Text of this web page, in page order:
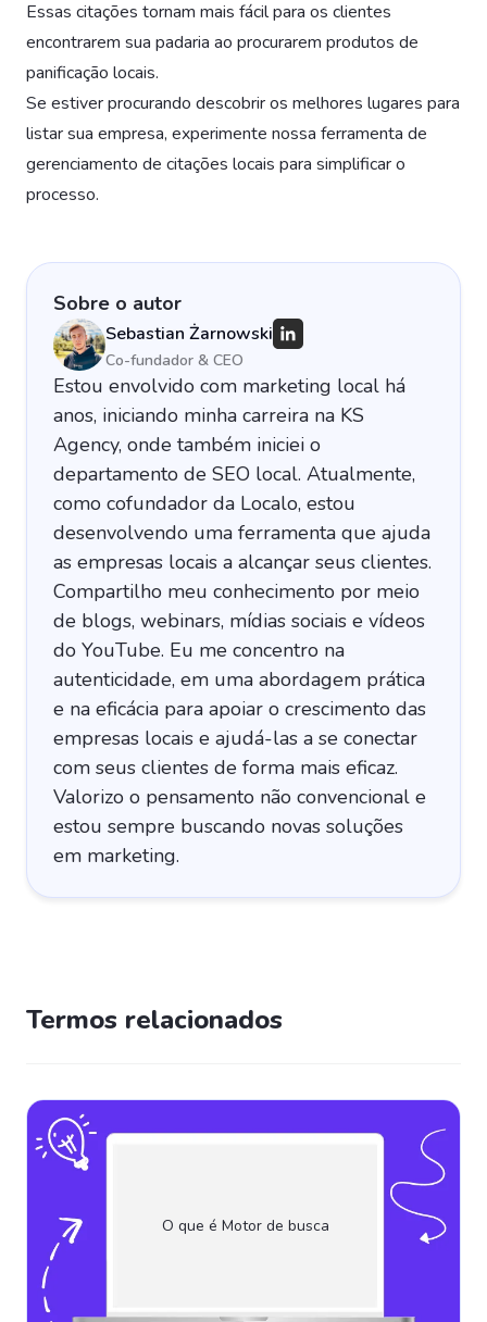
Essas citações tornam mais fácil para os clientes
encontrarem sua padaria ao procurarem produtos de
panificação locais.
Se estiver procurando descobrir os melhores lugares para
listar sua empresa, experimente nossa ferramenta de
gerenciamento de citações locais para simplificar o
processo.
Sobre o autor
Sebastian Żarnowski
Co-fundador & CEO
Estou envolvido com marketing local há
anos, iniciando minha carreira na KS
Agency, onde também iniciei o
departamento de SEO local. Atualmente,
como cofundador da Localo, estou
desenvolvendo uma ferramenta que ajuda
as empresas locais a alcançar seus clientes.
Compartilho meu conhecimento por meio
de blogs, webinars, mídias sociais e vídeos
do YouTube. Eu me concentro na
autenticidade, em uma abordagem prática
e na eficácia para apoiar o crescimento das
empresas locais e ajudá-las a se conectar
com seus clientes de forma mais eficaz.
Valorizo o pensamento não convencional e
estou sempre buscando novas soluções
em marketing.
Termos relacionados
O que é Motor de busca